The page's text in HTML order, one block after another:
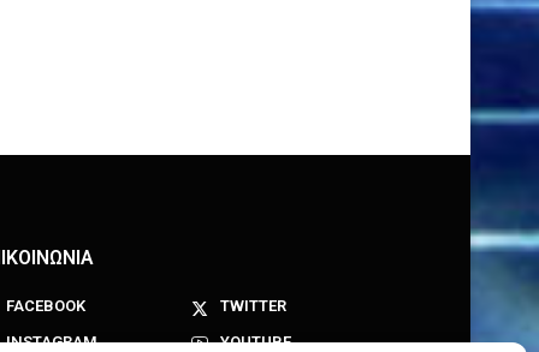
FACEBOOK
TWITTER
INSTAGRAM
YOUTUBE